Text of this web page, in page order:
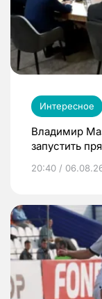
Интересное
Владимир
запустить
20:40 /